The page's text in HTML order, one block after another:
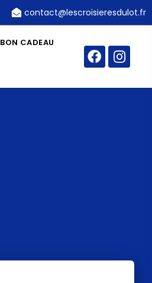
contact@lescroisieresdulot.fr
BON CADEAU